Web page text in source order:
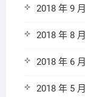
2018 年 9 月
2018 年 8 月
2018 年 6 月
2018 年 5 月